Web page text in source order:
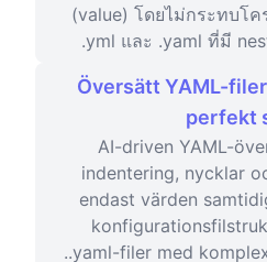
(value) โดยไม่กระทบโค
.yml และ .yaml ที่มี
Översätt YAML-
perfekt
AI-driven YAML-
indentering, nycklar
endast värden
.yaml-filer med